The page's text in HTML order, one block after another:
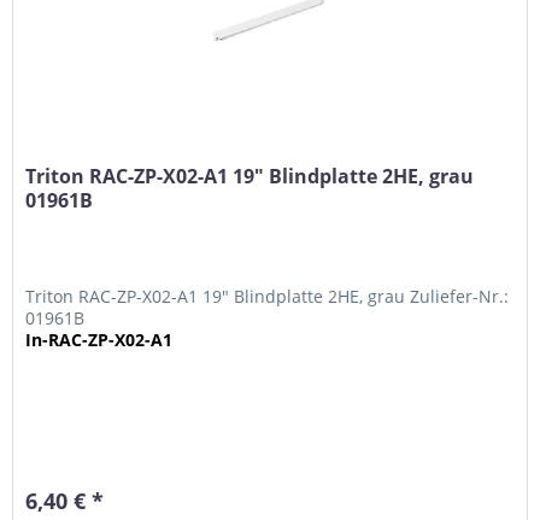
Triton RAC-ZP-X02-A1 19" Blindplatte 2HE, grau
01961B
Triton RAC-ZP-X02-A1 19" Blindplatte 2HE, grau Zuliefer-Nr.:
01961B
In-RAC-ZP-X02-A1
6,40 € *